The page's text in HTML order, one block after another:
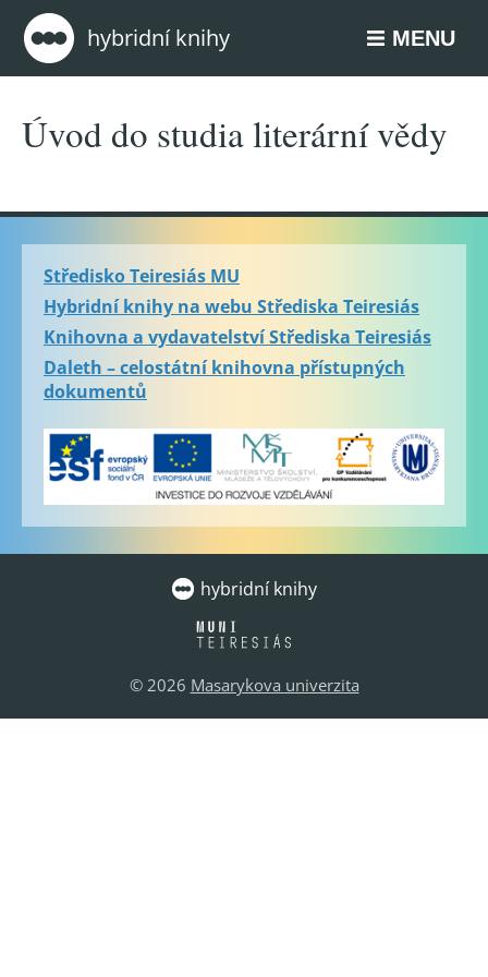
Přejít na hlavní menu
Přejít na obsah
hybridní knihy MENU
Úvod do studia literární vědy
Středisko Teiresiás MU
Hybridní knihy na webu Střediska Teiresiás
Knihovna a vydavatelství Střediska Teiresiás
Daleth – celostátní knihovna přístupných
dokumentů
hybridní knihy
© 2026 Masarykova univerzita